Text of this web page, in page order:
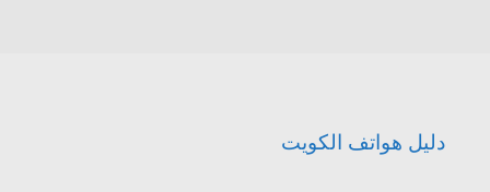
دليل هواتف الكويت